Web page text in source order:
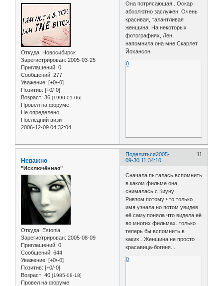
Откуда: Новосибирск
Зарегистрирован: 2005-03-25
Приглашений: 0
Сообщений: 277
Уважение: [+0/-0]
Позитив: [+0/-0]
Возраст: 36 [1990-01-06]
Провел на форуме:
Не определено
Последний визит:
2006-12-09 04:32:04
Она потрясающая...Оскар
абсолютно заслужен. Очень
красивая, талантливая
женщина. На некоторых
фотографиях, Лен,
напомнила она мне Скарлет
Йохансон
0
Поделиться 11
2005-
09-30 11:34:10
Неважно
"Исключённая"
Откуда: Estonia
Зарегистрирован: 2005-08-09
Приглашений: 0
Сообщений: 644
Уважение: [+0/-0]
Позитив: [+0/-0]
Возраст: 40 [1985-08-18]
Провел на форуме:
Сначала пыталась вспомнить
в каком фильме она
снималась с Киуну
Ривзом,потому что только
имя узнала,но потом увидев
её саму,поняла что видела её
во многих фильмах..только
теперь бы вспомнить в
каких...Женщина не просто
красавица-богиня...
0